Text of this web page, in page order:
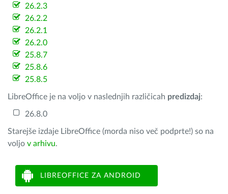
26.2.3
26.2.2
26.2.1
26.2.0
25.8.7
25.8.6
25.8.5
LibreOffice je na voljo v naslednjih različicah predizdaj:
26.8.0
Starejše izdaje LibreOffice (morda niso več podprte!) so na
voljo v arhivu.
LIBREOFFICE ZA ANDROID